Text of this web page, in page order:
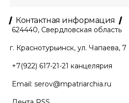
Контактная информация
624440, Свердловская область
г. Краснотурьинск, ул. Чапаева, 7
+7(922) 617-21-21 канцелярия
Email: serov@mpatriarchia.ru